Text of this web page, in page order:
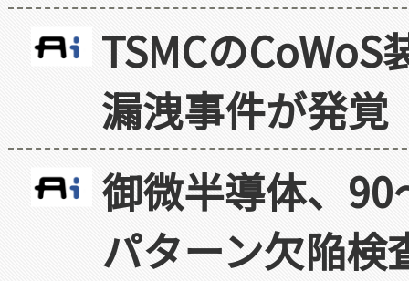
TSMCの
漏洩事件が発覚
御微半導体、
パターン欠陥検